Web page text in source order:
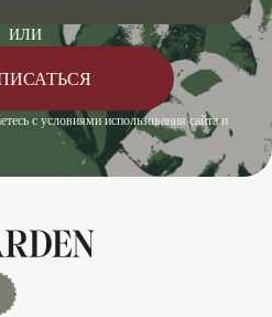
с условиями использования сайта и
ИЛИ